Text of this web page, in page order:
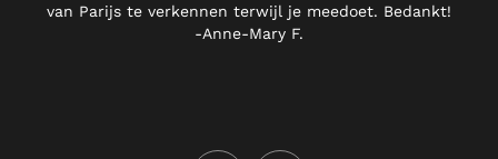
van Parijs te verkennen terwijl je meedoet. Bedankt!
-Anne-Mary F.